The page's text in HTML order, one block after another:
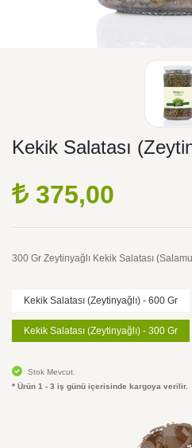
Kekik Salatası
375,00
300 Gr Zeytinyağlı Kekik Salatası
Kekik Salatası (Zeytinyağlı) - 600 Gr
Kekik Salatası (Zeytinyağlı) - 300 Gr
Stok Mevcut.
* Ürün 1 - 3 iş günü içerisinde kargoya verilir.